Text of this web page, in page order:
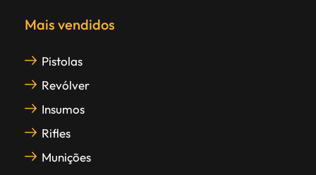
Mais vendidos
Pistolas
Revólver
Insumos
Rifles
Munições